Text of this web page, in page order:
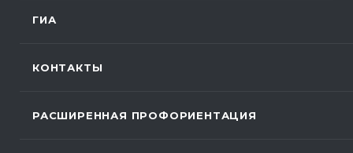
ГИА
КОНТАКТЫ
РАСШИРЕННАЯ ПРОФОРИЕНТАЦИЯ